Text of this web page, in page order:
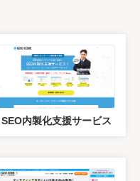
SEO内製化支援サービス